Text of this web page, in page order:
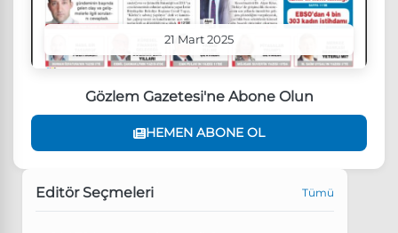
21 Mart 2025
Gözlem Gazetesi'ne Abone Olun
HEMEN ABONE OL
Editör Seçmeleri Tümü